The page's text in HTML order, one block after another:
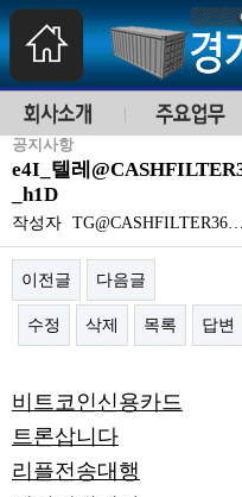
공지사항
e4I_텔레
_h1D
작성자 TG@CASHFILTER36…
이전글 다음글
수정 삭제 목록 답변
비트코인신용카드
트론삽니다
리플전송대행